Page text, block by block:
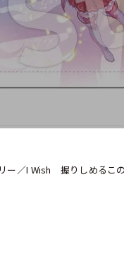
ー／I Wish 握りしめるこ